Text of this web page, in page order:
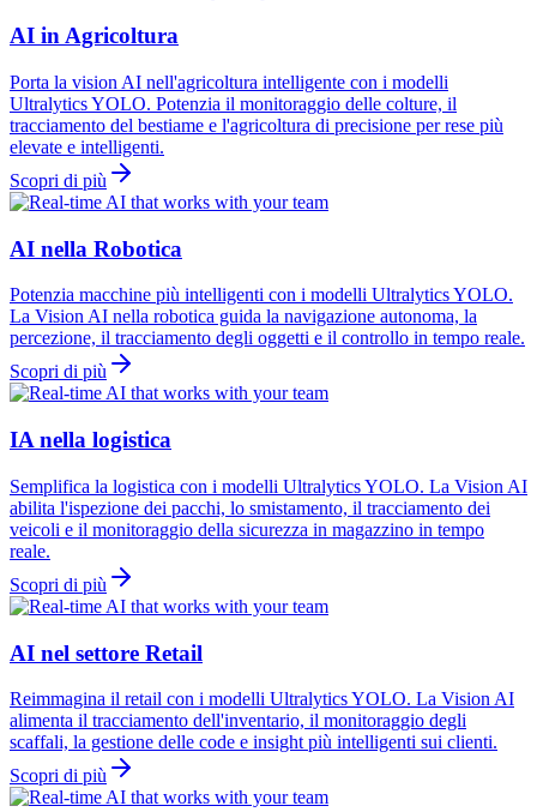
AI in Agricoltura
Porta la vision AI nell'agricoltura intelligente con i modelli
Ultralytics YOLO. Potenzia il monitoraggio delle colture, il
tracciamento del bestiame e l'agricoltura di precisione per rese più
elevate e intelligenti.
Scopri di più
AI nella Robotica
Potenzia macchine più intelligenti con i modelli Ultralytics YOLO.
La Vision AI nella robotica guida la navigazione autonoma, la
percezione, il tracciamento degli oggetti e il controllo in tempo reale.
Scopri di più
IA nella logistica
Semplifica la logistica con i modelli Ultralytics YOLO. La Vision AI
abilita l'ispezione dei pacchi, lo smistamento, il tracciamento dei
veicoli e il monitoraggio della sicurezza in magazzino in tempo
reale.
Scopri di più
AI nel settore Retail
Reimmagina il retail con i modelli Ultralytics YOLO. La Vision AI
alimenta il tracciamento dell'inventario, il monitoraggio degli
scaffali, la gestione delle code e insight più intelligenti sui clienti.
Scopri di più